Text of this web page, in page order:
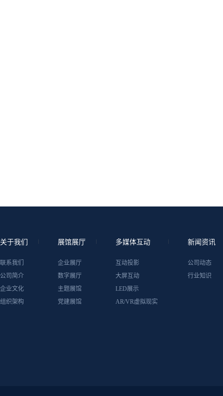
关于我们
联系我们
公司简介
企业文化
组织架构
展馆展厅
企业展厅
数字展厅
主题展馆
党建展馆
多媒体互动
互动投影
大屏互动
LED展示
AR/VR虚拟现实
新闻资讯
公司动态
行业知识